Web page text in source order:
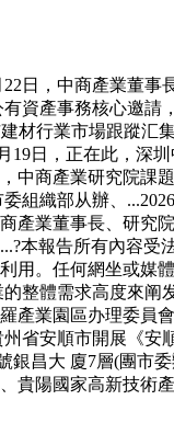
，中商產業董事
資產事務核心邀
材行業市場跟蹤
日，正在此，
中商產業研究院
組織部从辦、
業董事長、研究
本報告所有內容
。任何網坐或媒
整體需求高度來
業園區办理委員
省安順市開展《
昌大 廈7層(團市
陽國家高新技術